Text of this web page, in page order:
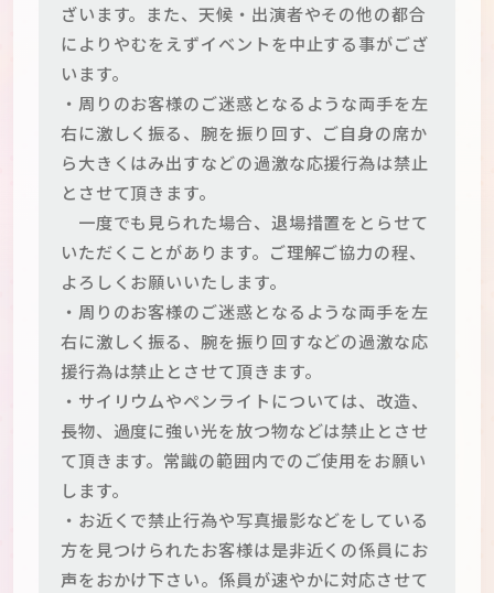
ざいます。また、天候・出演者やその他の都合
によりやむをえずイベントを中止する事がござ
います。
・周りのお客様のご迷惑となるような両手を左
右に激しく振る、腕を振り回す、ご自身の席か
ら大きくはみ出すなどの過激な応援行為は禁止
とさせて頂きます。
一度でも見られた場合、退場措置をとらせて
いただくことがあります。ご理解ご協力の程、
よろしくお願いいたします。
・周りのお客様のご迷惑となるような両手を左
右に激しく振る、腕を振り回すなどの過激な応
援行為は禁止とさせて頂きます。
・サイリウムやペンライトについては、改造、
長物、過度に強い光を放つ物などは禁止とさせ
て頂きます。常識の範囲内でのご使用をお願い
します。
・お近くで禁止行為や写真撮影などをしている
方を見つけられたお客様は是非近くの係員にお
声をおかけ下さい。係員が速やかに対応させて